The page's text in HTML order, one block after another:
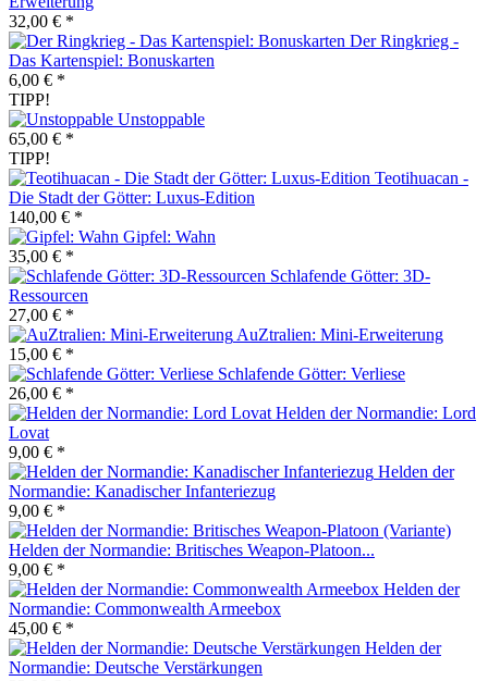
32,00 € *
Der Ringkrieg -
Das Kartenspiel: Bonuskarten
6,00 € *
TIPP!
Unstoppable
65,00 € *
TIPP!
Teotihuacan -
Die Stadt der Götter: Luxus-Edition
140,00 € *
Gipfel: Wahn
35,00 € *
Schlafende Götter: 3D-
Ressourcen
27,00 € *
AuZtralien: Mini-Erweiterung
15,00 € *
Schlafende Götter: Verliese
26,00 € *
Helden der Normandie: Lord
Lovat
9,00 € *
Helden der
Normandie: Kanadischer Infanteriezug
9,00 € *
Helden der Normandie: Britisches Weapon-Platoon...
9,00 € *
Helden der
Normandie: Commonwealth Armeebox
45,00 € *
Helden der
Normandie: Deutsche Verstärkungen